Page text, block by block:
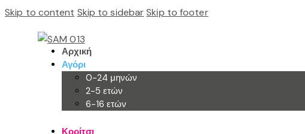
Skip to content Skip to sidebar Skip to footer
Αρχική
Αγόρι
0-24 μηνών
2-5 ετών
6-16 ετών
Κορίτσι